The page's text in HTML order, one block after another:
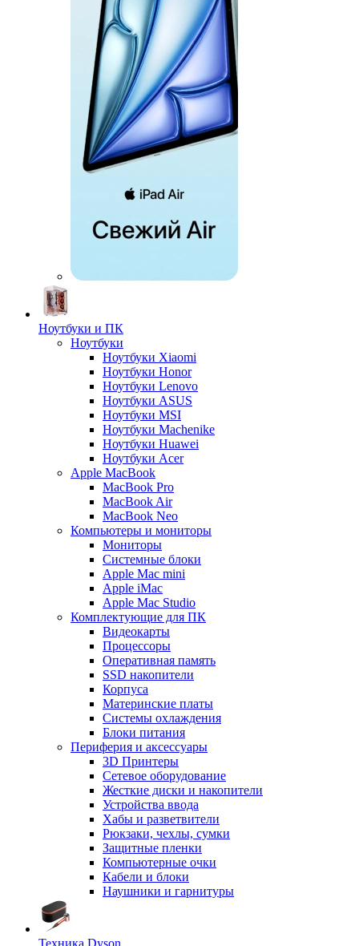
Ноутбуки и ПК
Ноутбуки
Ноутбуки Xiaomi
Ноутбуки Honor
Ноутбуки Lenovo
Ноутбуки ASUS
Ноутбуки MSI
Ноутбуки Machenike
Ноутбуки Huawei
Ноутбуки Acer
Apple MacBook
MacBook Pro
MacBook Air
MacBook Neo
Компьютеры и мониторы
Мониторы
Системные блоки
Apple Mac mini
Apple iMac
Apple Mac Studio
Комплектующие для ПК
Видеокарты
Процессоры
Оперативная память
SSD накопители
Корпуса
Материнские платы
Системы охлаждения
Блоки питания
Периферия и аксессуары
3D Принтеры
Сетевое оборудование
Жесткие диски и накопители
Устройства ввода
Хабы и разветвители
Рюкзаки, чехлы, сумки
Защитные пленки
Компьютерные очки
Кабели и блоки
Наушники и гарнитуры
Техника Dyson